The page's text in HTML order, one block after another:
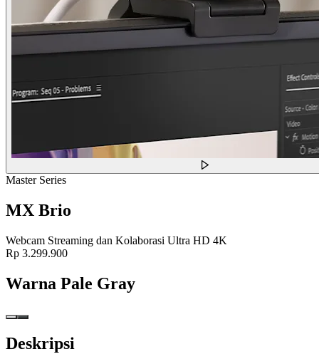
Master Series
MX Brio
Webcam Streaming dan Kolaborasi Ultra HD 4K
Rp 3.299.900
Warna Pale Gray
Deskripsi